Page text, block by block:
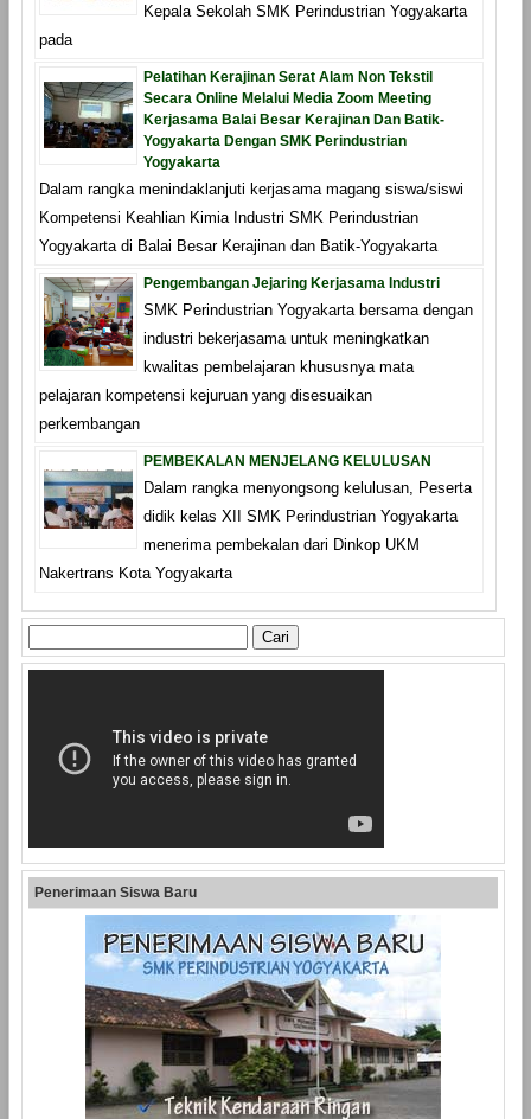
Kepala Sekolah SMK Perindustrian Yogyakarta
pada
Pelatihan Kerajinan Serat Alam Non Tekstil
Secara Online Melalui Media Zoom Meeting
Kerjasama Balai Besar Kerajinan Dan Batik-
Yogyakarta Dengan SMK Perindustrian
Yogyakarta
Dalam rangka menindaklanjuti kerjasama magang siswa/siswi
Kompetensi Keahlian Kimia Industri SMK Perindustrian
Yogyakarta di Balai Besar Kerajinan dan Batik-Yogyakarta
Pengembangan Jejaring Kerjasama Industri
SMK Perindustrian Yogyakarta bersama dengan
industri bekerjasama untuk meningkatkan
kwalitas pembelajaran khususnya mata
pelajaran kompetensi kejuruan yang disesuaikan
perkembangan
PEMBEKALAN MENJELANG KELULUSAN
Dalam rangka menyongsong kelulusan, Peserta
didik kelas XII SMK Perindustrian Yogyakarta
menerima pembekalan dari Dinkop UKM
Nakertrans Kota Yogyakarta
Penerimaan Siswa Baru